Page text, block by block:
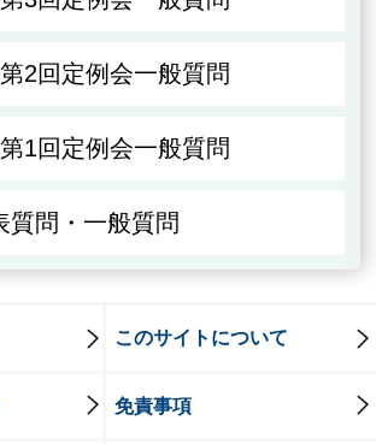
2回定例会一般質問
1回定例会一般質問
質問・一般質問
このサイトについて
免責事項